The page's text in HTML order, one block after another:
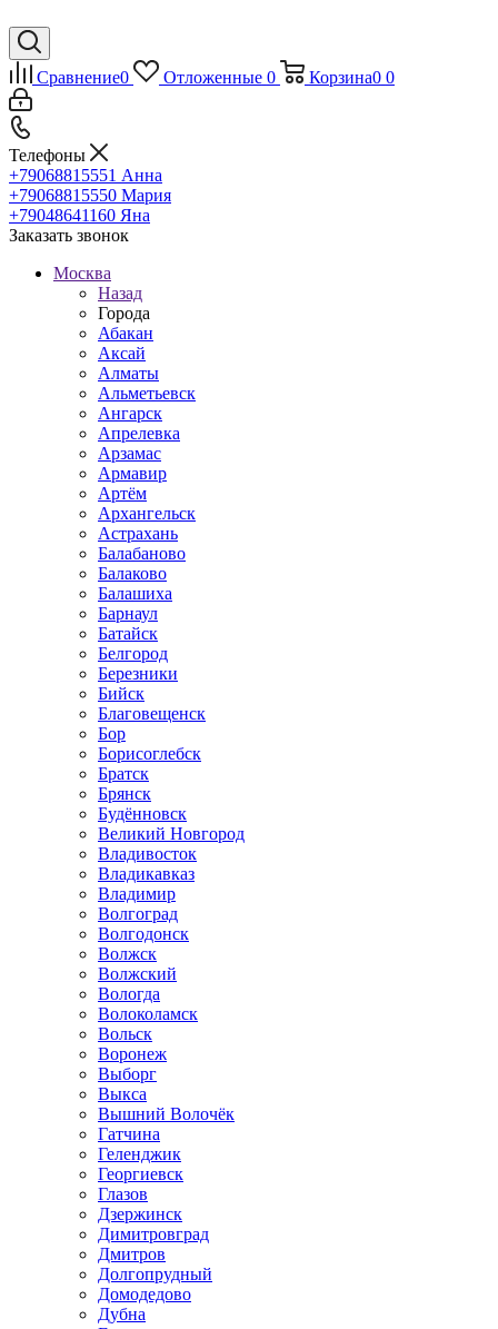
Сравнение0 Отложенные 0 Корзина0 0
Телефоны
+79068815551 Анна
+79068815550 Мария
+79048641160 Яна
Заказать звонок
Москва
Назад
Города
Абакан
Аксай
Алматы
Альметьевск
Ангарск
Апрелевка
Арзамас
Армавир
Артём
Архангельск
Астрахань
Балабаново
Балаково
Балашиха
Барнаул
Батайск
Белгород
Березники
Бийск
Благовещенск
Бор
Борисоглебск
Братск
Брянск
Будённовск
Великий Новгород
Владивосток
Владикавказ
Владимир
Волгоград
Волгодонск
Волжск
Волжский
Вологда
Волоколамск
Вольск
Воронеж
Выборг
Выкса
Вышний Волочёк
Гатчина
Геленджик
Георгиевск
Глазов
Дзержинск
Димитровград
Дмитров
Долгопрудный
Домодедово
Дубна